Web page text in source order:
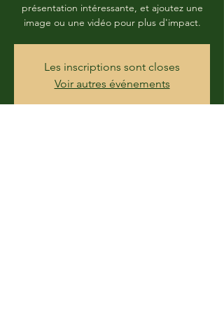
présentation intéressante, et ajoutez une
image ou une vidéo pour plus d'impact.
Les inscriptions sont closes
Voir autres événements